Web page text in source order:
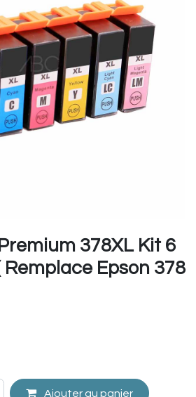
378XL Kit 6
Epson 378
Ajouter au panier